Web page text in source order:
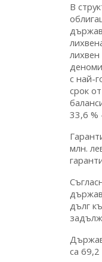
В
с най-
срок
33,6 %
млн.
дълг
са